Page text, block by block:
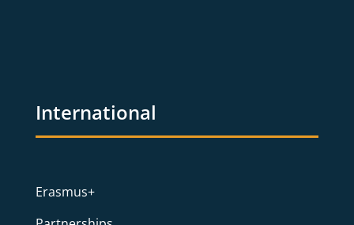
International
Erasmus+